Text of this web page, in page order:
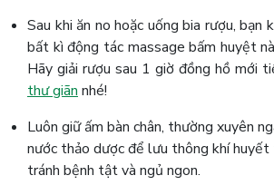
Sau khi ăn no hoặc uống bia rượu, bạn
bất kì động tác massage bấm huyệt
Hãy giải rượu sau 1 giờ đồng hồ mới
thư giãn nhé!
Luôn giữ ấm bàn chân, thường xuyên
nước thảo dược để lưu thông khí
tránh bệnh tật và ngủ ngon.